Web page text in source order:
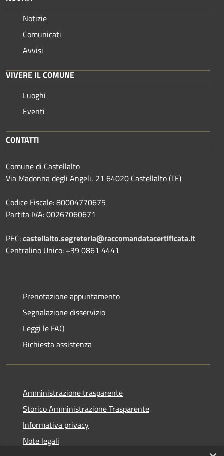
Notizie
Comunicati
Avvisi
VIVERE IL COMUNE
Luoghi
Eventi
CONTATTI
Comune di Castellalto
Via Madonna degli Angeli, 21 64020 Castellalto (TE)
Codice Fiscale: 80004770675
Partita IVA: 00267060671
PEC:castellalto.segreteria@raccomandatacertificata.it
Centralino Unico: +39 0861 4441
Prenotazione appuntamento
Segnalazione disservizio
Leggi le FAQ
Richiesta assistenza
Amministrazione trasparente
Storico Amministrazione Trasparente
Informativa privacy
Note legali